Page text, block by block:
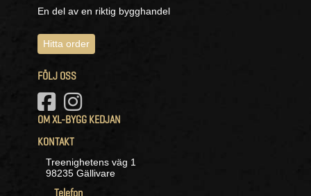
En del av en riktig bygghandel
Hitta order
FÖLJ OSS
OM XL-BYGG KEDJAN
KONTAKT
Treenighetens väg 1
98235 Gällivare
Telefon